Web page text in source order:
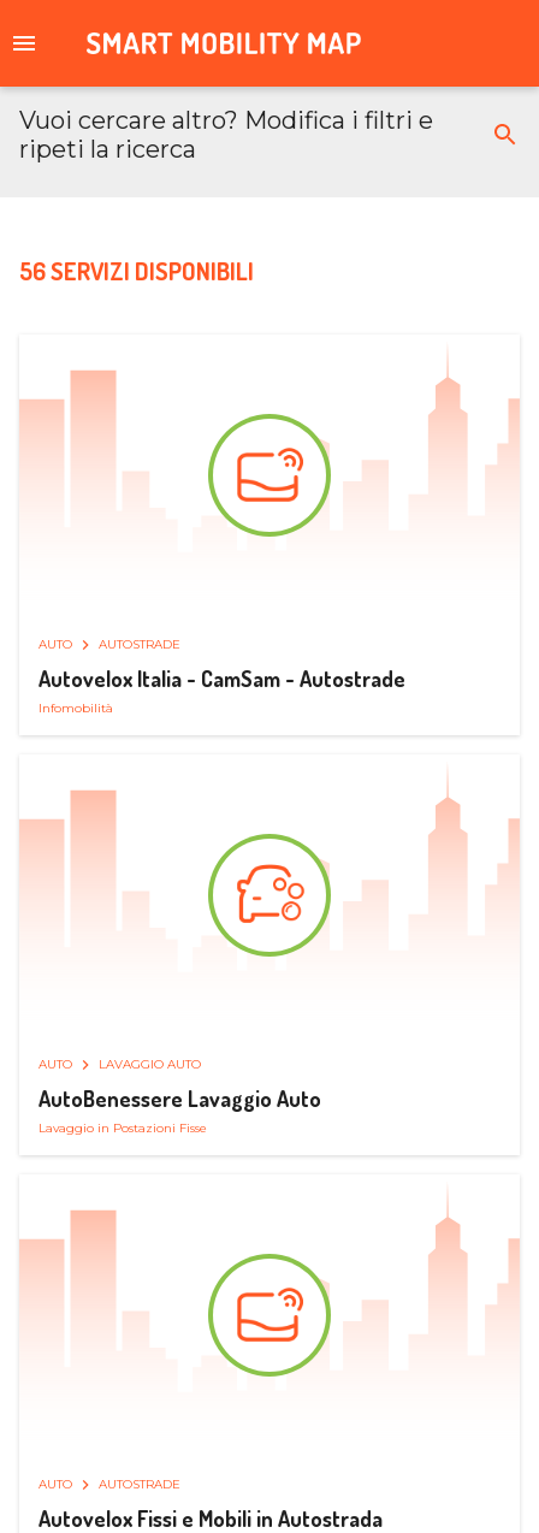
Vuoi cercare altro? Modifica i filtri e
ripeti la ricerca
56 SERVIZI DISPONIBILI
AUTO AUTOSTRADE
Autovelox Italia - CamSam - Autostrade
Infomobilità
AUTO LAVAGGIO AUTO
AutoBenessere Lavaggio Auto
Lavaggio in Postazioni Fisse
AUTO AUTOSTRADE
Autovelox Fissi e Mobili in Autostrada